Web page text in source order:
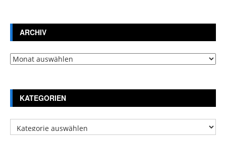
ARCHIV
Archiv
KATEGORIEN
Kategorien